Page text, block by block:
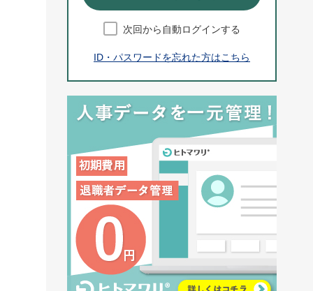
次回から自動ログインする
ID・パスワードを忘れた方はこちら